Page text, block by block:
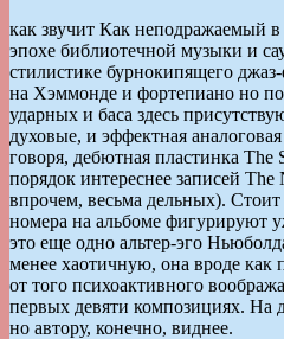
как звучит Как неподражаемый
эпохе библиотечной музыки и
стилистике бурнокипящего
на Хэммонде и фортепиано но
ударных и баса здесь
духовые, и эффектная
говоря, дебютная пластинка The
порядок интереснее записей
впрочем, весьма дельных). Стоит
номера на альбоме фигурируют
это еще одно альтер-эго
менее хаотичную, она вроде как
от того психоактивного
первых девяти композициях. На
но автору, конечно, виднее.